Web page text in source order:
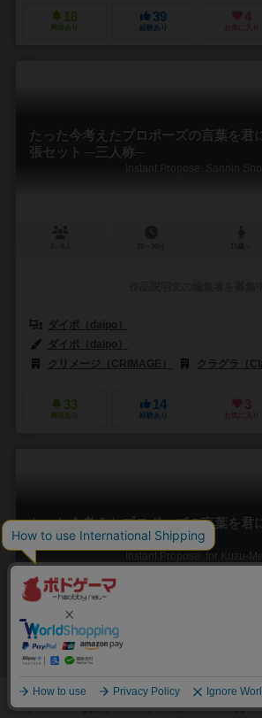
18
興味あり
39
経験あり
4
お気に入り
たった今考えたプロポーズの言葉を君
張セット ─三人称─
Instant Propose: Sannin
ダイポ（daipo）
ダイポ（daipo）
クリメージ（CRIMAGE）
クラグラ（
33
興味あり
14
経験あり
3
お気に入り
たった今考えたプロポーズの言葉を君
張セット ─for クズメン─
Instant Propose: for Kuzu-
3～6人
ダイポ（daipo）